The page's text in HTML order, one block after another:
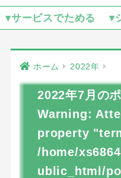
▾サービスでためる ▾
ホーム 2022年
2022年7月の
Warning:
property
/home/
ublic_html/